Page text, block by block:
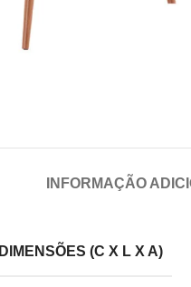
INFORMAÇÃO
DIMENSÕES (C X L X A)